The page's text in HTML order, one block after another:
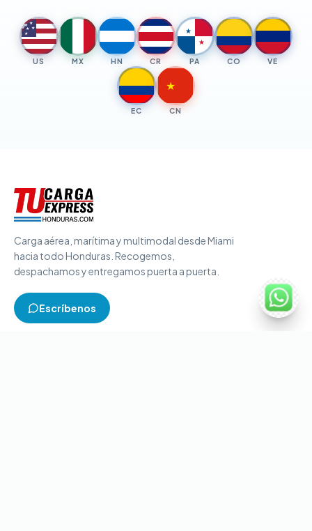
★ ★
★ ★
★
US MX HN CR
★
★
PA CO VE
EC
★
CN
Carga aérea, marítima y multimodal desde Miami
hacia todo Honduras. Recogemos,
despachamos y entregamos puerta a puerta.
Escríbenos